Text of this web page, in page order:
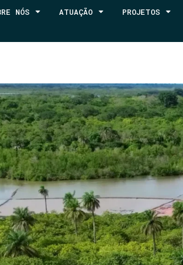
NÓS ATUAÇÃO PROJETOS